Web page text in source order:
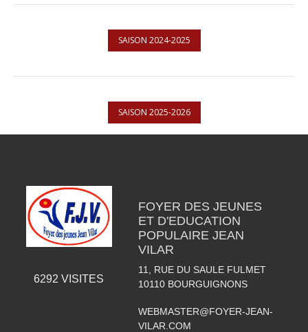
SAISON 2024-2025
SAISON 2025-2026
6292 VISITES
FOYER DES JEUNES
ET D'EDUCATION
POPULAIRE JEAN
VILAR
11, RUE DU SAULE FULMET
10110 BOURGUIGNONS
WEBMASTER@FOYER-JEAN-
VILAR.COM